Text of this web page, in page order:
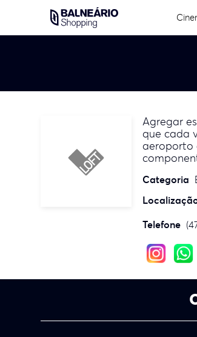
Agregar
que cada
aeroporto
Categoria
Telefone